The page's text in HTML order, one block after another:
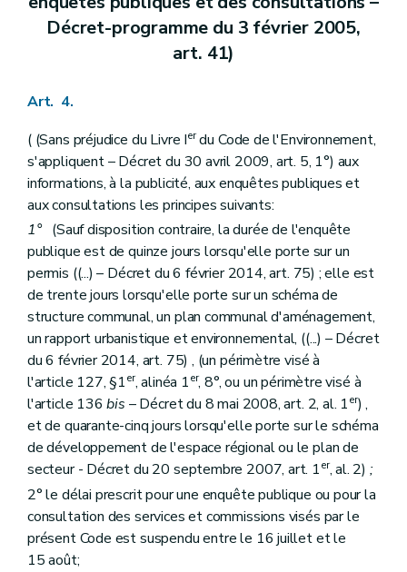
Art. 101
Section 6 De la modification du permis d'urbanisation – Décret du 30 avril 2009, art. 61)
Chapitre III Des demandes de permis, des décisions et des recours
Section première
Des autorités compétentes
Art. 107
Art. 108
Art. 109
Section 2
Des dérogations
Sous-section première Des dérogations au plan de secteur
Art. 110
Art. 111
Art. 112
Sous-section 2
Des autres dérogations
Art. 113
Sous-section 3 Des dispositions communes
Art. 114
Section 3 De l'introduction et de l'instruction de la demande de permis
Art. 115
Art. 116
Section 4 De la décision du collège des bourgmestre et échevins
Art. 117
Section 5 De la saisine du fonctionnaire délégué
Art. 118
Section 6 Des recours
Art. 119
Art. 120
Art. 121
Décret-programme du 3 février 2005,
art. 41)
Art. 4.
( (Sans préjudice du Livre Ierdu Code de l'Environnement,
s'appliquent – Décret du 30 avril 2009, art. 5, 1°) aux
informations, à la publicité, aux enquêtes publiques et
aux consultations les principes suivants:
1°(Sauf disposition contraire, la durée de l'enquête
publique est de quinze jours lorsqu'elle porte sur un
permis ((...) – Décret du 6 février 2014, art. 75) ; elle est
de trente jours lorsqu'elle porte sur un schéma de
structure communal, un plan communal d'aménagement,
un rapport urbanistique et environnemental, ((...) – Décret
du 6 février 2014, art. 75) , (un périmètre visé à
l'article 127, §1er, alinéa 1er, 8°, ou un périmètre visé à
l'article 136bis – Décret du 8 mai 2008, art. 2, al. 1er) ,
et de quarante-cinq jours lorsqu'elle porte sur le schéma
de développement de l'espace régional ou le plan de
secteur - Décret du 20 septembre 2007, art. 1er, al. 2) ;
2° le délai prescrit pour une enquête publique ou pour la
consultation des services et commissions visés par le
présent Code est suspendu entre le 16 juillet et le
15 août;